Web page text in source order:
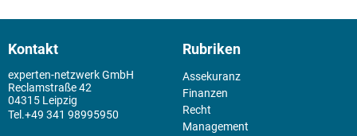
Kontakt
experten-netzwerk GmbH
Reclamstraße 42
04315 Leipzig
+49 341 98995950
Rubriken
Assekuranz
Finanzen
Recht
Management